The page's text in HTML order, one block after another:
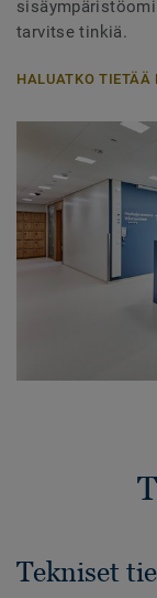
tarvitse tinkiä.
HALUATKO
Tekniset